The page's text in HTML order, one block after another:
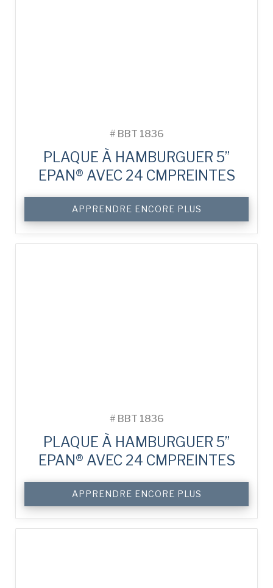
# BBT 1836
PLAQUE À HAMBURGUER 5”
EPAN® AVEC 24 CMPREINTES
APPRENDRE ENCORE PLUS
# BBT 1836
PLAQUE À HAMBURGUER 5”
EPAN® AVEC 24 CMPREINTES
APPRENDRE ENCORE PLUS